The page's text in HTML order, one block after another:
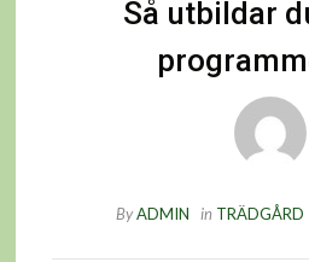
Så utbildar
ByADMIN in TRÄDGÅRD